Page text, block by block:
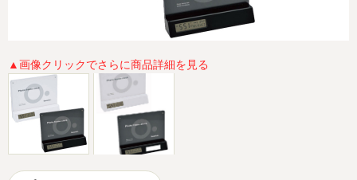
プライバシーポリシー
よくある質問 採用情報
会社概要
▲画像クリックでさらに商品詳細を見る